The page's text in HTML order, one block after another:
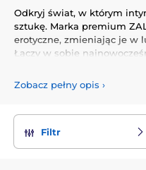
Odkryj świat, w którym
sztukę. Marka premium
erotyczne, zmieniając je w
Łączy w sobie
wymagających.
Materiały premium:
silikon Softek™
Zobacz pełny opis ›
Filtr